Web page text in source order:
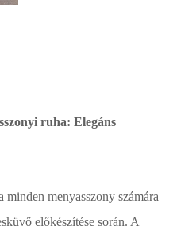
ruha: Elegáns
minden menyasszony számára
előkészítése során. A